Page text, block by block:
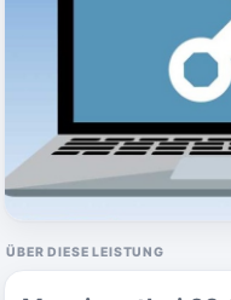
ÜBER DIESE LEISTUNG